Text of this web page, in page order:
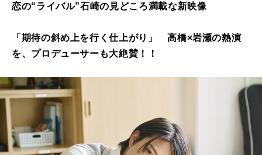
恋の“ライバル”石崎の見どころ満載な新映像
「期待の斜め上を行く仕上がり」 高橋×岩瀬の熱演
を、プロデューサーも大絶賛！！